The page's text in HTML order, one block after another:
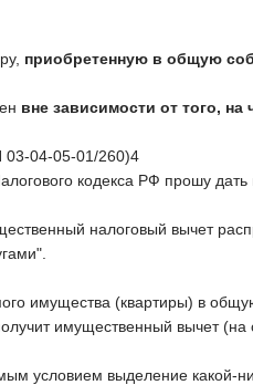
приобретенную в общую
вне зависимости от того,
04-05-01/260)4
кодекса РФ прошу
налоговый вычет
имущества (квартиры) в
имущественный вычет
условием выделение какой-